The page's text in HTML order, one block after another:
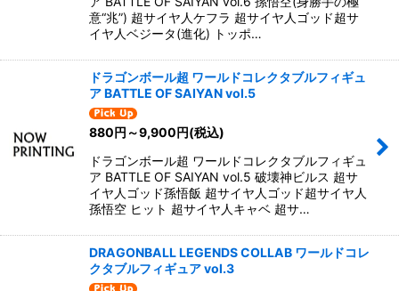
意“兆”) 超サイヤ人ケフラ 超サイヤ人ゴッド超サ
イヤ人ベジータ(進化) トッポ…
ドラゴンボール超 ワールドコレクタブルフィギュ
ア BATTLE OF SAIYAN vol.5
880円 ～9,900円(税込)
ドラゴンボール超 ワールドコレクタブルフィギュ
ア BATTLE OF SAIYAN vol.5 破壊神ビルス 超サ
イヤ人ゴッド孫悟飯 超サイヤ人ゴッド超サイヤ人
孫悟空 ヒット 超サイヤ人キャベ 超サ…
DRAGONBALL LEGENDS COLLAB ワールドコレ
クタブルフィギュア vol.3